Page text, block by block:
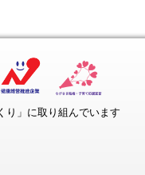
り」に取り組んでいます